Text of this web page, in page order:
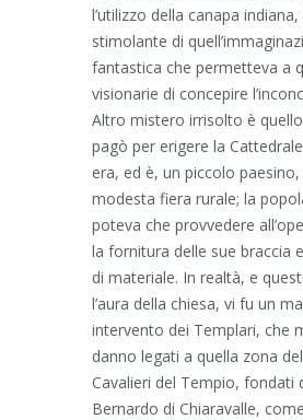
l’utilizzo della canapa
stimolante di
fantastica che permetteva a
visionarie di concepire
Altro mistero irrisolto è
pagò per erigere la
era, ed è, un piccolo
modesta fiera rurale; la
poteva che provvedere
la fornitura delle sue braccia
di materiale. In realtà, e
l’aura della chiesa, vi fu un
intervento dei Templari, che
danno legati a quella zona
Cavalieri del Tempio, fondati
Bernardo di Chiaravalle,